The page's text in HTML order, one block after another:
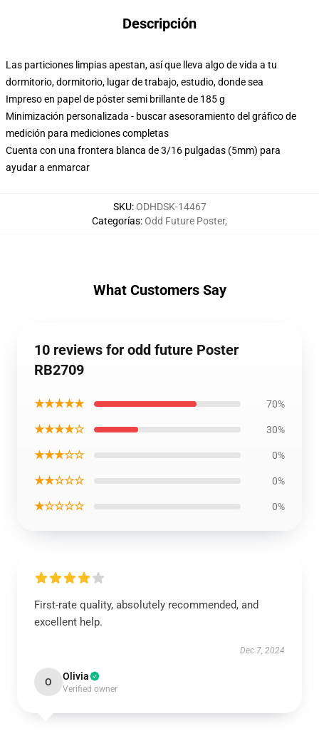
Descripción
Las particiones limpias apestan, así que lleva algo de vida a tu
dormitorio, dormitorio, lugar de trabajo, estudio, donde sea
Impreso en papel de póster semi brillante de 185 g
Minimización personalizada - buscar asesoramiento del gráfico de
medición para mediciones completas
Cuenta con una frontera blanca de 3/16 pulgadas (5mm) para
ayudar a enmarcar
SKU:ODHDSK-14467
Categorías:Odd Future Poster,
What Customers Say
10 reviews for odd future Poster
RB2709
★★★★★ 70%
★★★★☆ 30%
★★★☆☆ 0%
★★☆☆☆ 0%
★☆☆☆☆ 0%
First-rate quality, absolutely recommended, and
excellent help.
Dec 7, 2024
O Olivia
Verified owner